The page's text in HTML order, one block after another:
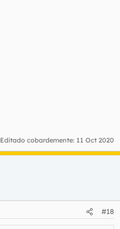
Editado cobardemente: 11 Oct 2020
#18